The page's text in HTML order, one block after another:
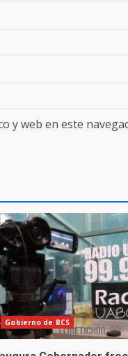
y web en este
Gobierno de BCS